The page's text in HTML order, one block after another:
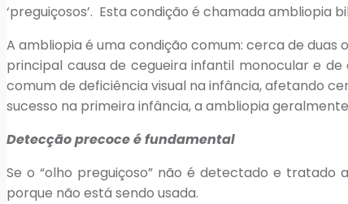
‘preguiçosos’. Esta condição é chamada ambliopia
A ambliopia é uma condição comum: cerca de duas
principal causa de cegueira infantil monocular e
comum de deficiência visual na infância, afetando
sucesso na primeira infância, a ambliopia
Detecção precoce é fundamental
Se o “olho preguiçoso” não é detectado e tratado
porque não está sendo usada.